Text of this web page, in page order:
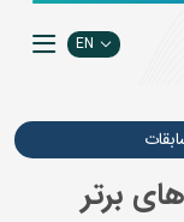
EN
برتر